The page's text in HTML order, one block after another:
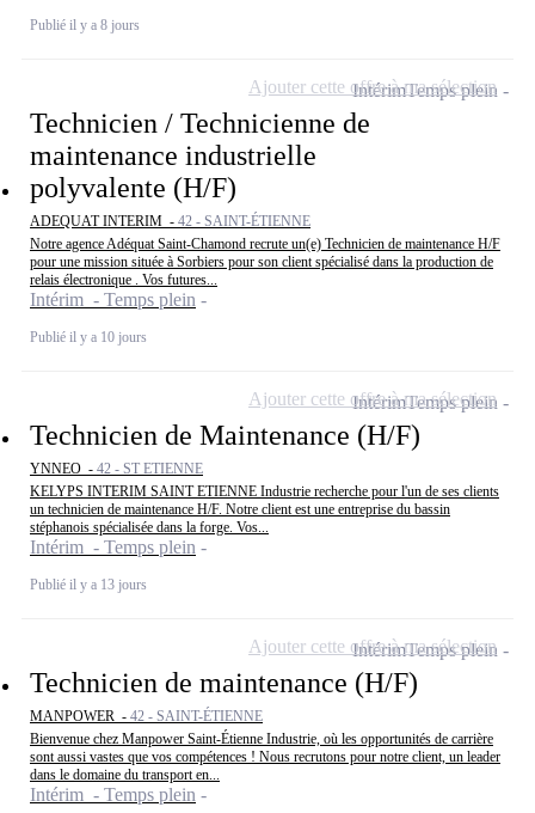
Publié il y a 8 jours
Technicien / Technicienne de
maintenance industrielle
polyvalente (H/F)
ADEQUAT INTERIM - 42 - SAINT-ÉTIENNE
Notre agence Adéquat Saint-Chamond recrute un(e) Technicien de maintenance H/F
pour une mission située à Sorbiers pour son client spécialisé dans la production de
relais électronique . Vos futures...
Intérim - Temps plein
Publié il y a 10 jours
IntérimTemps plein
Ajouter cette offre à ma sélection
Technicien de Maintenance (H/F)
YNNEO - 42 - ST ETIENNE
KELYPS INTERIM SAINT ETIENNE Industrie recherche pour l'un de ses clients
un technicien de maintenance H/F. Notre client est une entreprise du bassin
stéphanois spécialisée dans la forge. Vos...
Intérim - Temps plein
Publié il y a 13 jours
IntérimTemps plein
Ajouter cette offre à ma sélection
Technicien de maintenance (H/F)
MANPOWER - 42 - SAINT-ÉTIENNE
Bienvenue chez Manpower Saint-Étienne Industrie, où les opportunités de carrière
sont aussi vastes que vos compétences ! Nous recrutons pour notre client, un leader
dans le domaine du transport en...
Intérim - Temps plein
IntérimTemps plein
Ajouter cette offre à ma sélection